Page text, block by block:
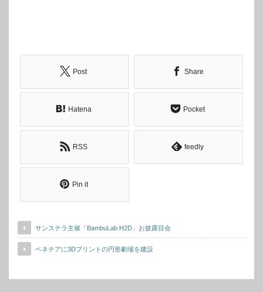
Post Share
Hatena Pocket
RSS feedly
Pin it
サンステラ主催「BambuLab H2D」お披露目会
ベネチアに3Dプリントの円形劇場を建設